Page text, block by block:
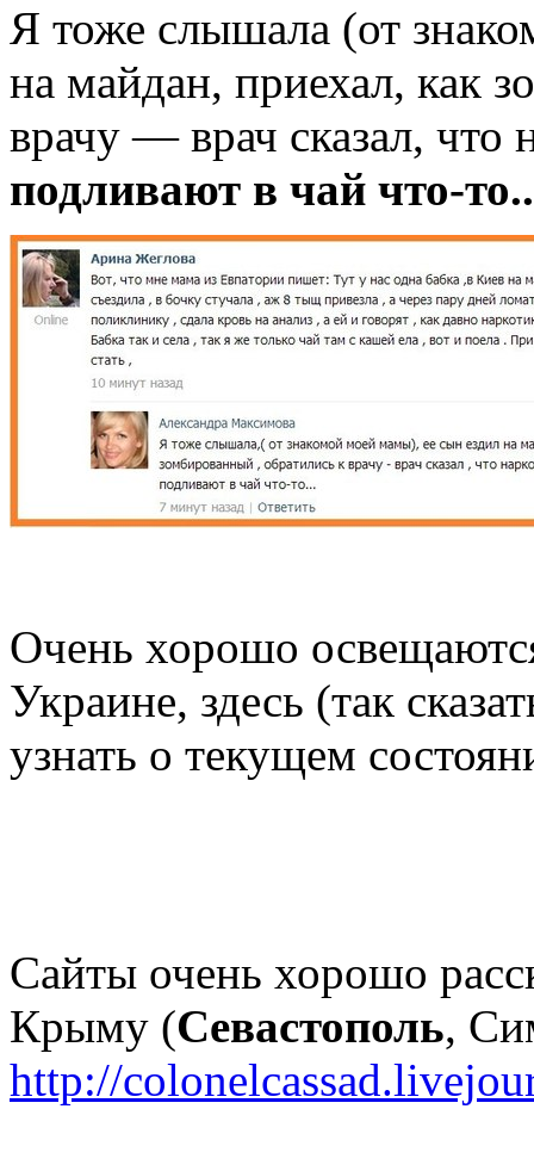
Я тоже слышала (от
на майдан, приехал, как
врачу — врач сказал, что
подливают в чай что-
Очень хорошо
Украине, здесь (так
узнать о текущем
Сайты очень хорошо
Крыму (Севастополь,
http://